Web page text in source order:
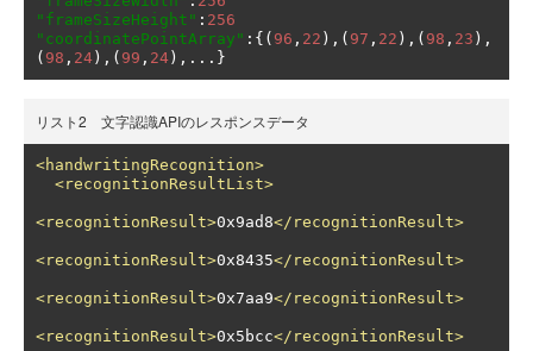
"frameSizeHeight" : 256
"coordinatePointArray" :{( 96 , 22 ),( 97 , 22 ),( 98 , 23 ),
( 98 , 24),( 99 , 24),...}
リスト2 文字認識APIのレスポンスデータ
<handwritingRecognition>
<recognitionResultList>
<recognitionResult>0x9ad8</recognitionResult>
<recognitionResult>0x8435</recognitionResult>
<recognitionResult>0x7aa9</recognitionResult>
<recognitionResult>0x5bcc</recognitionResult>